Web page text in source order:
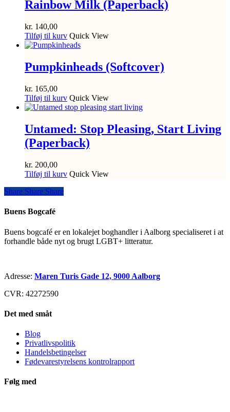
Rainbow Milk (Paperback)
kr. 140,00
Tilføj til kurv Quick View
Pumpkinheads (Softcover)
kr. 165,00
Tilføj til kurv Quick View
Untamed: Stop Pleasing, Start Living
(Paperback)
kr. 200,00
Tilføj til kurv Quick View
Share
Share Share Share
Buens Bogcafé
Buens bogcafé er en lokalejet boghandler i Aalborg specialiseret i at
forhandle både nyt og brugt LGBT+ litteratur.
Adresse: Maren Turis Gade 12, 9000 Aalborg
CVR: 42272590
Det med småt
Blog
Privatlivspolitik
Handelsbetingelser
Fødevarestyrelsens kontrolrapport
Følg med